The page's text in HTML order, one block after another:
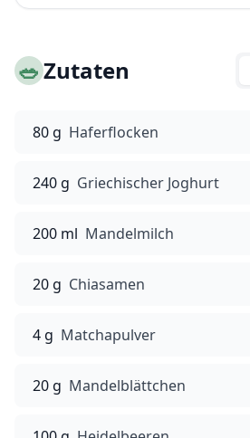
🥗Zutaten
80 g Haferflocken
240 g Griechischer Joghurt
200 ml Mandelmilch
20 g Chiasamen
4 g Matchapulver
20 g Mandelblättchen